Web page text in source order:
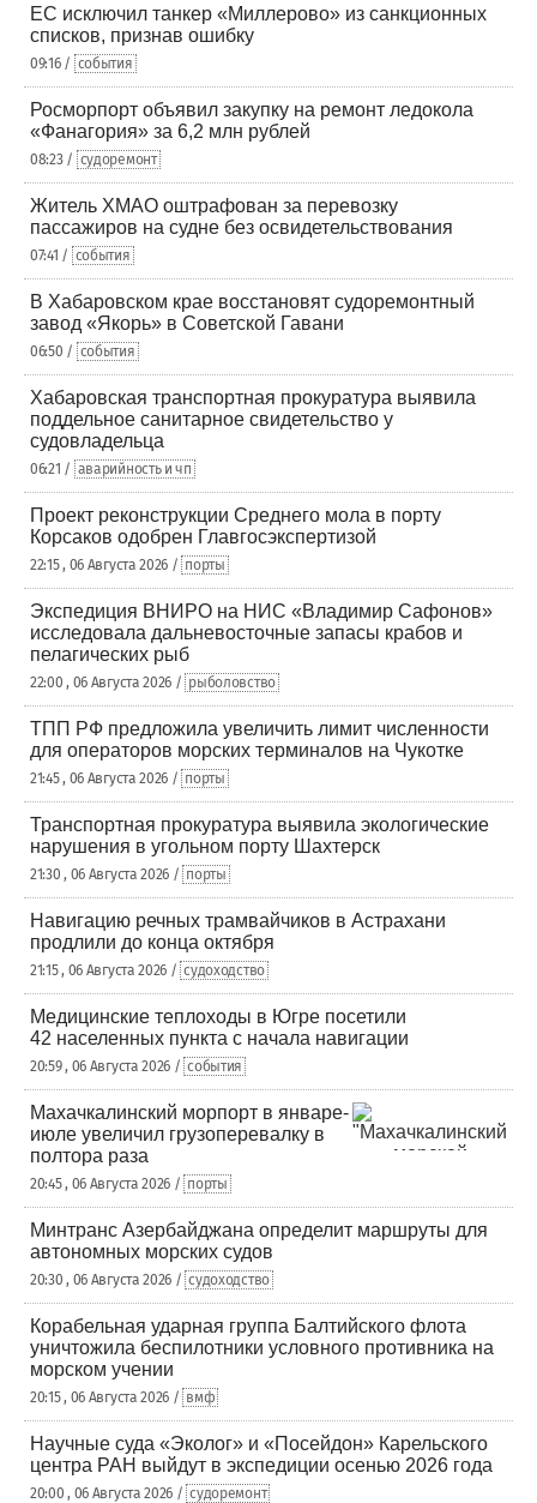
ЕС исключил танкер «Миллерово» из санкционных
списков, признав ошибку
09:16 / события
Росморпорт объявил закупку на ремонт ледокола
«Фанагория» за 6,2 млн рублей
08:23 / судоремонт
Житель ХМАО оштрафован за перевозку
пассажиров на судне без освидетельствования
07:41 / события
В Хабаровском крае восстановят судоремонтный
завод «Якорь» в Советской Гавани
06:50 / события
Хабаровская транспортная прокуратура выявила
поддельное санитарное свидетельство у
судовладельца
06:21 / аварийность и чп
Проект реконструкции Среднего мола в порту
Корсаков одобрен Главгосэкспертизой
22:15 , 06 Августа 2026 / порты
Экспедиция ВНИРО на НИС «Владимир Сафонов»
исследовала дальневосточные запасы крабов и
пелагических рыб
22:00 , 06 Августа 2026 / рыболовство
ТПП РФ предложила увеличить лимит численности
для операторов морских терминалов на Чукотке
21:45 , 06 Августа 2026 / порты
Транспортная прокуратура выявила экологические
нарушения в угольном порту Шахтерск
21:30 , 06 Августа 2026 / порты
Навигацию речных трамвайчиков в Астрахани
продлили до конца октября
21:15 , 06 Августа 2026 / судоходство
Медицинские теплоходы в Югре посетили
42 населенных пункта с начала навигации
20:59 , 06 Августа 2026 / события
Махачкалинский морпорт в январе-
июле увеличил грузоперевалку в
полтора раза
20:45 , 06 Августа 2026 / порты
Минтранс Азербайджана определит маршруты для
автономных морских судов
20:30 , 06 Августа 2026 / судоходство
Корабельная ударная группа Балтийского флота
уничтожила беспилотники условного противника на
морском учении
20:15 , 06 Августа 2026 / вмф
Научные суда «Эколог» и «Посейдон» Карельского
центра РАН выйдут в экспедиции осенью 2026 года
20:00 , 06 Августа 2026 / судоремонт